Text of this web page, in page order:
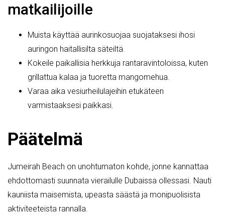
matkailijoille
Muista käyttää aurinkosuojaa suojataksesi ihosi
auringon haitallisilta säteiltä.
Kokeile paikallisia herkkuja rantaravintoloissa, kuten
grillattua kalaa ja tuoretta mangomehua.
Varaa aika vesiurheilulajeihin etukäteen
varmistaaksesi paikkasi.
Päätelmä
Jumeirah Beach on unohtumaton kohde, jonne kannattaa
ehdottomasti suunnata vierailulle Dubaissa ollessasi. Nauti
kauniista maisemista, upeasta säästä ja monipuolisista
aktiviteeteista rannalla.